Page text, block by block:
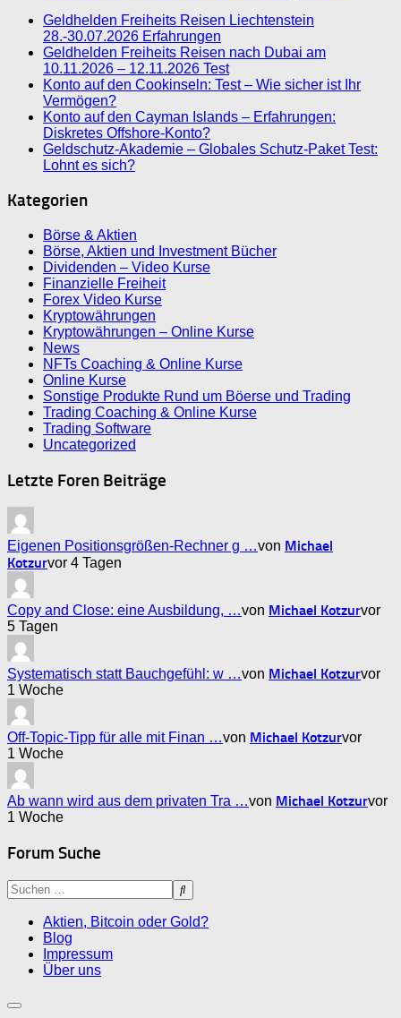
Geldhelden Freiheits Reisen Liechtenstein
28.-30.07.2026 Erfahrungen
Geldhelden Freiheits Reisen nach Dubai am
10.11.2026 – 12.11.2026 Test
Konto auf den Cookinseln: Test – Wie sicher ist Ihr
Vermögen?
Konto auf den Cayman Islands – Erfahrungen:
Diskretes Offshore-Konto?
Geldschutz-Akademie – Globales Schutz-Paket Test:
Lohnt es sich?
Kategorien
Börse & Aktien
Börse, Aktien und Investment Bücher
Dividenden – Video Kurse
Finanzielle Freiheit
Forex Video Kurse
Kryptowährungen
Kryptowährungen – Online Kurse
News
NFTs Coaching & Online Kurse
Online Kurse
Sonstige Produkte Rund um Böerse und Trading
Trading Coaching & Online Kurse
Trading Software
Uncategorized
Letzte Foren Beiträge
Eigenen Positionsgrößen-Rechner g …von Michael
Kotzurvor 4 Tagen
Copy and Close: eine Ausbildung, …von Michael Kotzurvor
5 Tagen
Systematisch statt Bauchgefühl: w …von Michael Kotzurvor
1 Woche
Off-Topic-Tipp für alle mit Finan …von Michael Kotzurvor
1 Woche
Ab wann wird aus dem privaten Tra …von Michael Kotzurvor
1 Woche
Forum Suche
Aktien, Bitcoin oder Gold?
Blog
Impressum
Über uns